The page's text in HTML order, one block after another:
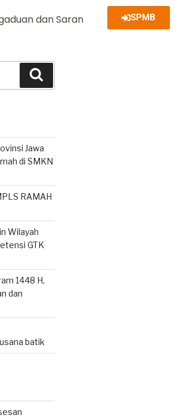
dan Saran SPMB
Jawa
di SMKN
RAMAH
Wilayah
GTK
1448 H,
dan
batik